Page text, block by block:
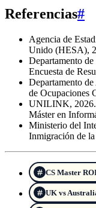
Referencias#
Agencia de
Unido (HESA),
Departamento
Encuesta de
Departamento
de Ocupaciones
UNILINK, 2026.
Máster en
Ministerio del
Inmigración de
CS Master
UK vs